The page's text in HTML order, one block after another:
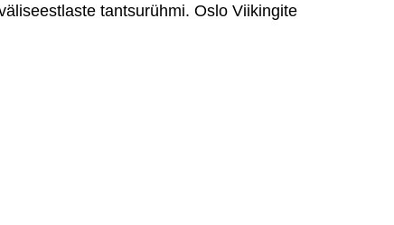
tantsurühmi. Oslo Viikingite